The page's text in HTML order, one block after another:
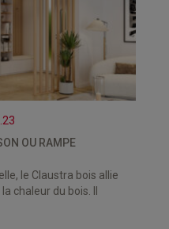
OU RAMPE
le Claustra bois allie
chaleur du bois. Il